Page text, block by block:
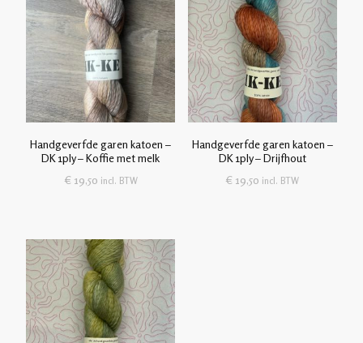
Handgeverfde garen katoen –
DK 1ply – Koffie met melk
€ 19,50 incl. BTW
Handgeverfde garen katoen –
DK 1ply – Drijfhout
€ 19,50 incl. BTW